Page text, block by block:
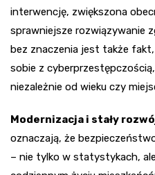
interwencję, zwiększona
sprawniejsze rozwiązywanie
bez znaczenia jest także
sobie z
niezależnie od wieku czy
Modernizacja i stały
oznaczają, że
– nie tylko w statystykach,